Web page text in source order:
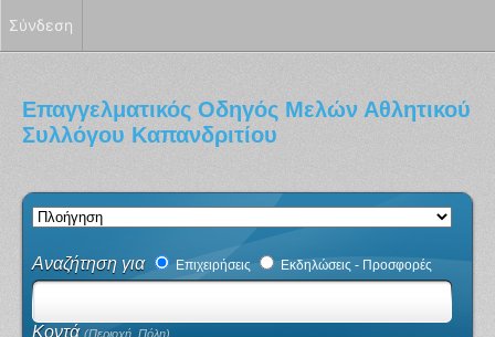
Επαγγελματικός Οδηγός Μελών Αθλητικού
Συλλόγου Καπανδριτίου
Αναζήτηση για Επιχειρήσεις Εκδηλώσεις - Προσφορές
Κοντά(Περιοχή, Πόλη)
Σύνδεση